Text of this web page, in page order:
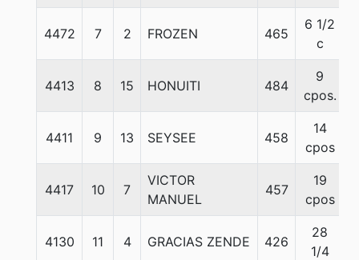
4472 7 2 FROZEN 465
6 1/2
c
4413 8 15 HONUITI 484
9
cpos.
4411 9 13 SEYSEE 458
14
cpos
4417 10 7
VICTOR
MANUEL
457
19
cpos
4130 11 4 GRACIAS ZENDE 426
28
1/4